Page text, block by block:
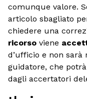
comunque valore.
articolo sbagliato
chiedere una
ricorso viene
d’ufficio e non
guidatore, che
dagli accertatori